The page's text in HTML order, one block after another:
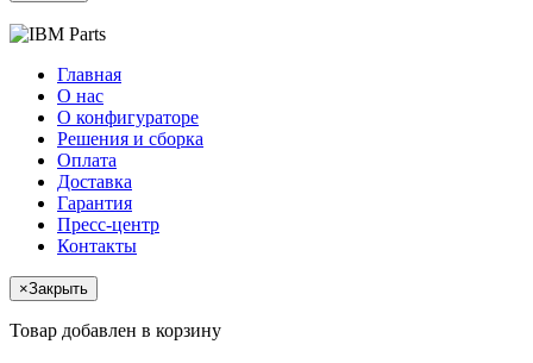
Главная
О нас
О конфигураторе
Решения и сборка
Оплата
Доставка
Гарантия
Пресс-центр
Контакты
×Закрыть
Товар добавлен в корзину